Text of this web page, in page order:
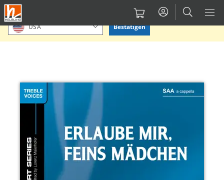
Direkt
zum
Inhalt
Bitte Standort bestätigen oder einen anderen auswählen.
USA Bestätigen